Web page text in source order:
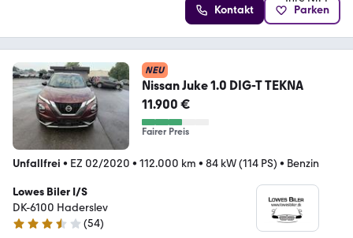
Kontakt Parken
NEU
Nissan Juke 1.0 DIG-T TEKNA
11.900 €
Fairer Preis
Unfallfrei • EZ 02/2020 • 112.000 km • 84 kW (114 PS) • Benzin
Lowes Biler I/S
DK-6100 Haderslev
3.6 Sterne
(54)